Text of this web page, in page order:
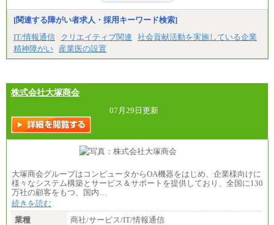
※試用期間中の条件変更：無
中途：
■正社員採用■
＜総合職＞
大学院博士 ： 月給345,700円～
高専・短大： 月給285,700円～
＜一般職＞
大学(学部・院)・高専（専攻科）： 月給253,100
円～
高専・短大： 月給248,100円～
※試用期間中の条件変更：無
[関連する障がい者求人・採用キーワード検索]
IT/情報通信
クリエイティブ関連
社会貢献活動を実施している企業
精神障がい
産業医の設置
株式会社大塚商会
07月29日更新
大塚商会グループはコンピュータからOA機器をはじめ、企業様向けに
様々なシステム構築とサービス＆サポートを提供しており、全国に130
万社の顧客をもつ、国内…
続きを読む
業種
商社/サービス/IT/情報通信